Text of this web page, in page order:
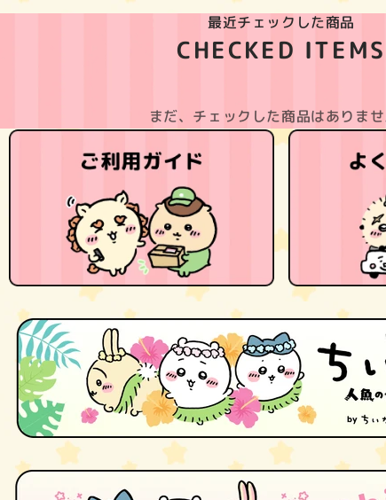
最近チェックした商品
CHECKED ITEMS
まだ、チェックした商品はありませ